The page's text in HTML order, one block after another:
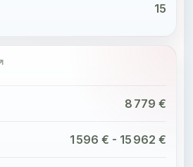
15
8 779 €
1 596 € - 15 962 €